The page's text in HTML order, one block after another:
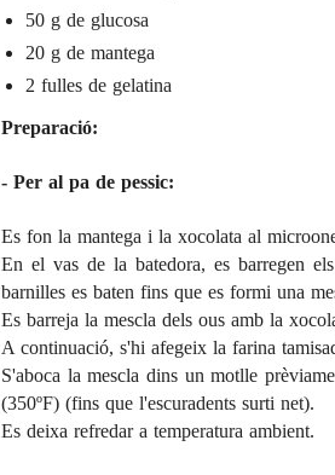
50 g de glucosa
20 g de mantega
2 fulles de gelatina
Preparació:
- Per al pa de pessic:
Es fon la mantega i la xocolata al
En el vas de la batedora, es barregen
barnilles es baten fins que es formi una
Es barreja la mescla dels ous amb la
A continuació, s'hi afegeix la farina
S'aboca la mescla dins unmotlle
(350ºF) (fins que l'escuradents surti net).
Es deixa refredar a temperatura ambient.